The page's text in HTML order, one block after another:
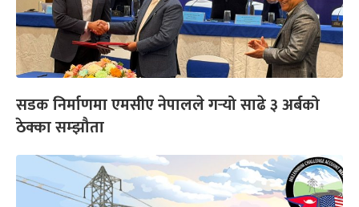
सडक निर्माणमा एमसीए नेपालले गर्‍यो साढे ३ अर्बको
ठेक्का सम्झौता